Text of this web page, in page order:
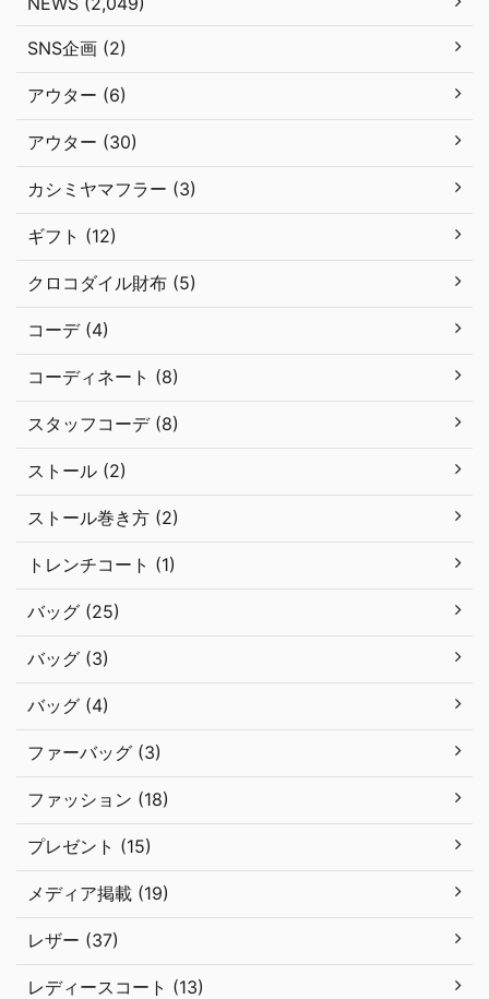
SNS企画 (2)
アウター (6)
アウター (30)
カシミヤマフラー (3)
ギフト (12)
クロコダイル財布 (5)
コーデ (4)
コーディネート (8)
スタッフコーデ (8)
ストール (2)
ストール巻き方 (2)
トレンチコート (1)
バッグ (25)
バッグ (3)
バッグ (4)
ファーバッグ (3)
ファッション (18)
プレゼント (15)
メディア掲載 (19)
レザー (37)
レディースコート (13)